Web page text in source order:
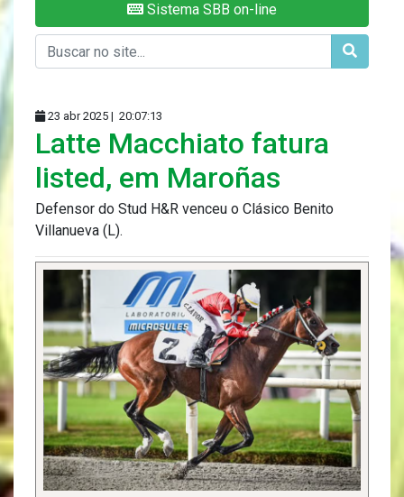
Sistema SBB on-line
23 abr 2025 | 20:07:13
Latte Macchiato fatura
listed, em Maroñas
Defensor do Stud H&R venceu o Clásico Benito
Villanueva (L).